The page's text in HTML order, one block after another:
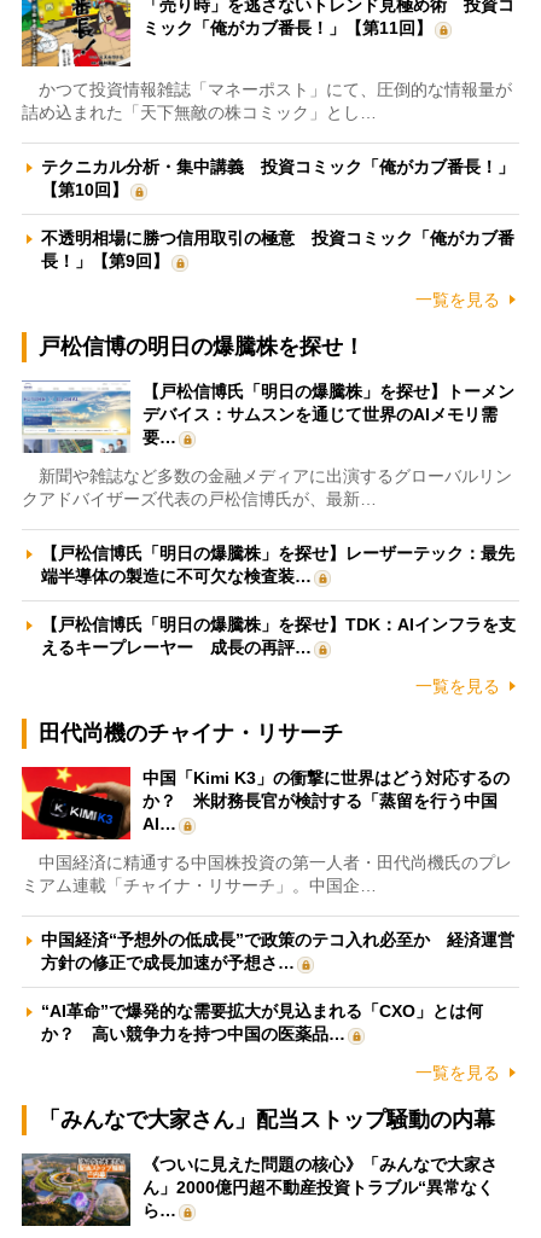
「売り時」を逃さないトレンド見極め術 投資コ
ミック「俺がカブ番長！」【第11回】
かつて投資情報雑誌「マネーポスト」にて、圧倒的な情報量が
詰め込まれた「天下無敵の株コミック」とし…
テクニカル分析・集中講義 投資コミック「俺がカブ番長！」
【第10回】
不透明相場に勝つ信用取引の極意 投資コミック「俺がカブ番
長！」【第9回】
一覧を見る
戸松信博の明日の爆騰株を探せ！
【戸松信博氏「明日の爆騰株」を探せ】トーメン
デバイス：サムスンを通じて世界のAIメモリ需
要…
新聞や雑誌など多数の金融メディアに出演するグローバルリン
クアドバイザーズ代表の戸松信博氏が、最新…
【戸松信博氏「明日の爆騰株」を探せ】レーザーテック：最先
端半導体の製造に不可欠な検査装…
【戸松信博氏「明日の爆騰株」を探せ】TDK：AIインフラを支
えるキープレーヤー 成長の再評…
一覧を見る
田代尚機のチャイナ・リサーチ
中国「Kimi K3」の衝撃に世界はどう対応するの
か？ 米財務長官が検討する「蒸留を行う中国
AI…
中国経済に精通する中国株投資の第一人者・田代尚機氏のプレ
ミアム連載「チャイナ・リサーチ」。中国企…
中国経済“予想外の低成長”で政策のテコ入れ必至か 経済運営
方針の修正で成長加速が予想さ…
“AI革命”で爆発的な需要拡大が見込まれる「CXO」とは何
か？ 高い競争力を持つ中国の医薬品…
一覧を見る
「みんなで大家さん」配当ストップ騒動の内幕
《ついに見えた問題の核心》「みんなで大家さ
ん」2000億円超不動産投資トラブル“異常なく
ら…